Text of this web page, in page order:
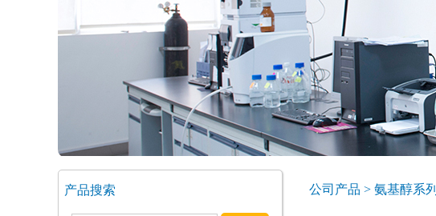
产品搜索 公司产品 > 氨基醇系列